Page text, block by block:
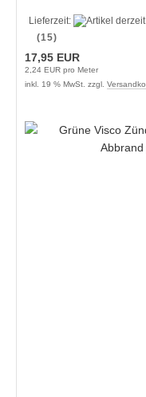
Lieferzeit:
(15)
17,95 EUR
2,24 EUR pro Meter
inkl. 19 % MwSt. zzgl.